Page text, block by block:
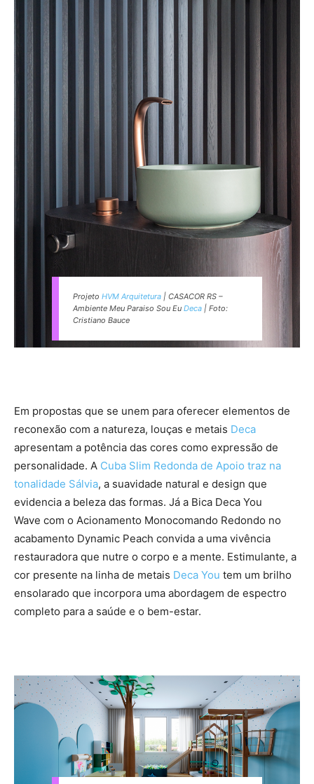
Projeto HVM Arquitetura | CASACOR RS –
Ambiente Meu Paraiso Sou Eu Deca | Foto:
Cristiano Bauce
Em propostas que se unem para oferecer elementos de
reconexão com a natureza, louças e metais Deca
apresentam a potência das cores como expressão de
personalidade. A Cuba Slim Redonda de Apoio traz na
tonalidade Sálvia, a suavidade natural e design que
evidencia a beleza das formas. Já a Bica Deca You
Wave com o Acionamento Monocomando Redondo no
acabamento Dynamic Peach convida a uma vivência
restauradora que nutre o corpo e a mente. Estimulante, a
cor presente na linha de metais Deca You tem um brilho
ensolarado que incorpora uma abordagem de espectro
completo para a saúde e o bem-estar.